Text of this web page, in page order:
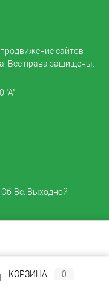
сайтов
Все права защищены.
"А".
Вс: Выходной
КОРЗИНА 0